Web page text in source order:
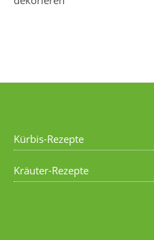
Kürbis-Rezepte
Kräuter-Rezepte